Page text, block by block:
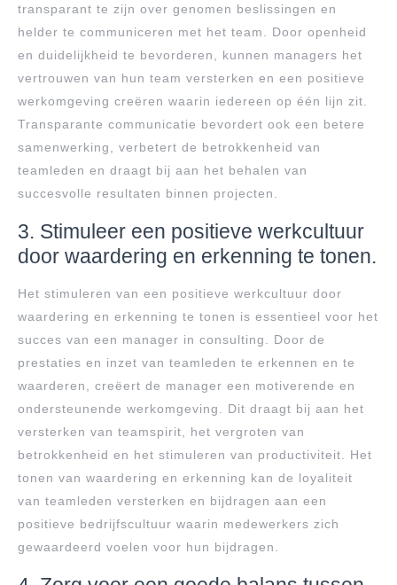
transparant te zijn over genomen beslissingen en
helder te communiceren met het team. Door openheid
en duidelijkheid te bevorderen, kunnen managers het
vertrouwen van hun team versterken en een positieve
werkomgeving creëren waarin iedereen op één lijn zit.
Transparante communicatie bevordert ook een betere
samenwerking, verbetert de betrokkenheid van
teamleden en draagt bij aan het behalen van
succesvolle resultaten binnen projecten.
3. Stimuleer een positieve werkcultuur
door waardering en erkenning te tonen.
Het stimuleren van een positieve werkcultuur door
waardering en erkenning te tonen is essentieel voor het
succes van een manager in consulting. Door de
prestaties en inzet van teamleden te erkennen en te
waarderen, creëert de manager een motiverende en
ondersteunende werkomgeving. Dit draagt bij aan het
versterken van teamspirit, het vergroten van
betrokkenheid en het stimuleren van productiviteit. Het
tonen van waardering en erkenning kan de loyaliteit
van teamleden versterken en bijdragen aan een
positieve bedrijfscultuur waarin medewerkers zich
gewaardeerd voelen voor hun bijdragen.